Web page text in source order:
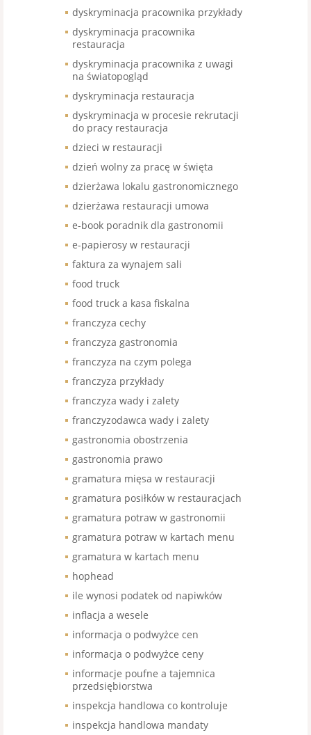
dyskryminacja pracownika przykłady
dyskryminacja pracownika
restauracja
dyskryminacja pracownika z uwagi
na światopogląd
dyskryminacja restauracja
dyskryminacja w procesie rekrutacji
do pracy restauracja
dzieci w restauracji
dzień wolny za pracę w święta
dzierżawa lokalu gastronomicznego
dzierżawa restauracji umowa
e-book poradnik dla gastronomii
e-papierosy w restauracji
faktura za wynajem sali
food truck
food truck a kasa fiskalna
franczyza cechy
franczyza gastronomia
franczyza na czym polega
franczyza przykłady
franczyza wady i zalety
franczyzodawca wady i zalety
gastronomia obostrzenia
gastronomia prawo
gramatura mięsa w restauracji
gramatura posiłków w restauracjach
gramatura potraw w gastronomii
gramatura potraw w kartach menu
gramatura w kartach menu
hophead
ile wynosi podatek od napiwków
inflacja a wesele
informacja o podwyżce cen
informacja o podwyżce ceny
informacje poufne a tajemnica
przedsiębiorstwa
inspekcja handlowa co kontroluje
inspekcja handlowa mandaty